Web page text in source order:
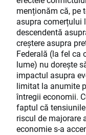
menționăm că, pe
asupra comerțului
descendentă
creștere asupra
Federală (la fel ca
lume) nu dorește
impactul asupra
limitat la anumite
întregii economii.
faptul că
riscul de majorare
economie s-a